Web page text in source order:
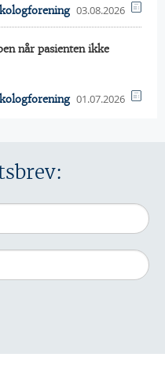
03.08.2026
når pasienten ikke
01.07.2026